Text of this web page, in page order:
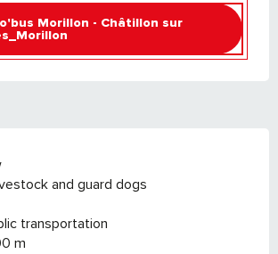
Morillon - Châtillon sur
and guard dogs
transportation
m